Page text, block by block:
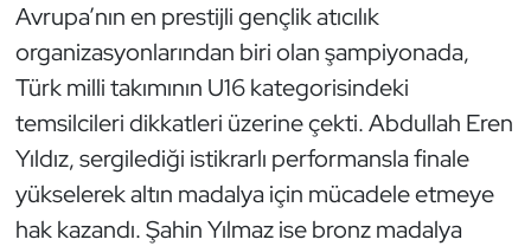
Avrupa’nın en prestijli gençlik atıcılık
organizasyonlarından biri olan şampiyonada,
Türk milli takımının U16 kategorisindeki
temsilcileri dikkatleri üzerine çekti. Abdullah Eren
Yıldız, sergilediği istikrarlı performansla finale
yükselerek altın madalya için mücadele etmeye
hak kazandı. Şahin Yılmaz ise bronz madalya
Karate
Kayak
Kempo
Kick Boks